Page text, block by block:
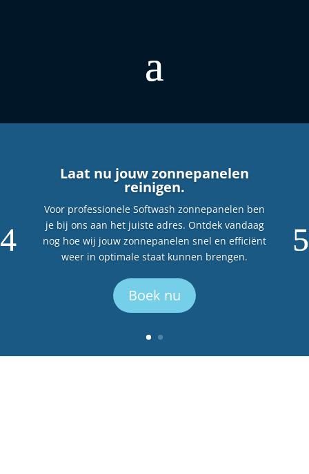
Laat nu jouw zonnepanelen
reinigen.
Voor professionele Softwash zonnepanelen ben
je bij ons aan het juiste adres. Ontdek vandaag
nog hoe wij jouw zonnepanelen snel en efficiënt
weer in optimale staat kunnen brengen.
Boek nu